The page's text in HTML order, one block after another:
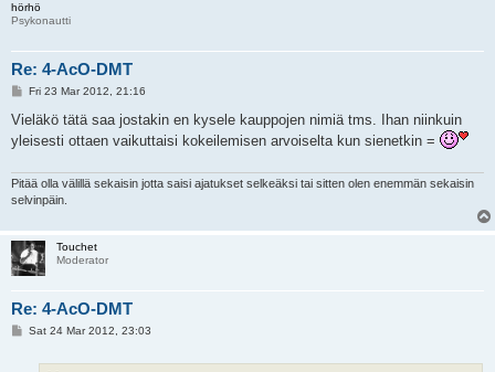
hörhö
Psykonautti
Re: 4-AcO-DMT
P
s
Fri 23 Mar 2012, 21:16
Vieläkö tätä saa jostakin en kysele kauppojen nimiä tms. Ihan niinkuin
yleisesti ottaen vaikuttaisi kokeilemisen arvoiselta kun sienetkin =
Pitää olla välillä sekaisin jotta saisi ajatukset selkeäksi tai sitten olen enemmän sekaisin
selvinpäin.
Touchet
Moderator
Re: 4-AcO-DMT
PSat 24 Mar 2012, 23:03